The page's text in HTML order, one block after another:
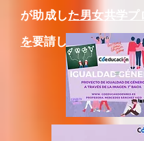
が助成した男女共学プ
を要請してください。